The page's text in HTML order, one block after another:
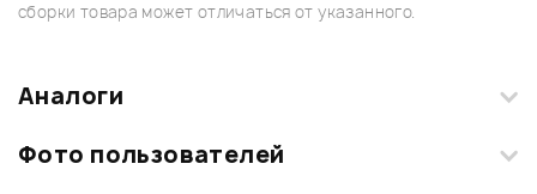
сборки товара может отличаться от указанного.
Аналоги
Фото пользователей